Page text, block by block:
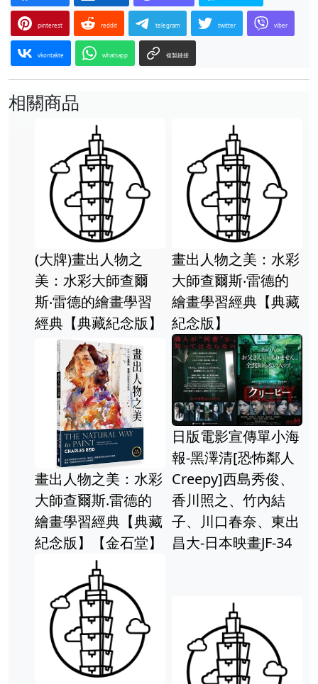
pinterest reddit telegram twitter viber
vkontakte whatsapp 複製鏈接
相關商品
(大牌)畫出人物之
美：水彩大師查爾
斯‧雷德的繪畫學習
經典【典藏紀念版】
畫出人物之美：水彩
大師查爾斯‧雷德的
繪畫學習經典【典藏
紀念版】
畫出人物之美：水彩
大師查爾斯.雷德的
繪畫學習經典【典藏
紀念版】【金石堂】
日版電影宣傳單小海
報-黑澤清[恐怖鄰人
Creepy]西島秀俊、
香川照之、竹內結
子、川口春奈、東出
昌大-日本映畫JF-34